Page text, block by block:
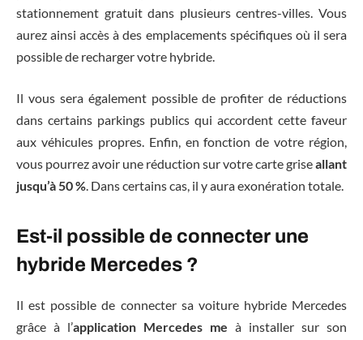
stationnement gratuit dans plusieurs centres-villes. Vous
aurez ainsi accès à des emplacements spécifiques où il sera
possible de recharger votre hybride.
Il vous sera également possible de profiter de réductions
dans certains parkings publics qui accordent cette faveur
aux véhicules propres. Enfin, en fonction de votre région,
vous pourrez avoir une réduction sur votre carte griseallant
jusqu’à 50 %. Dans certains cas, il y aura exonération totale.
Est-il possible de connecter une
hybride Mercedes ?
Il est possible de connecter sa voiture hybride Mercedes
grâce à l’application Mercedes me à installer sur son